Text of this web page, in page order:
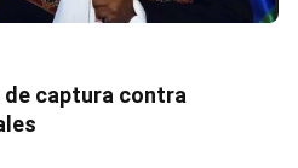
de captura contra